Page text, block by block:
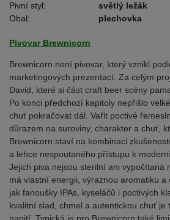
Pivní styl:
světlý ležák
Obal:
plechovka
Pivovar Brewnicorn
Brewnicorn není pivovar, který vznikl
marketingových prezentací. Za celým
David, které si část craft beer scény
Po konci předchozí kapitoly nepřišlo
chuť pokračovat dál. Vařit poctivé
důrazem na suroviny, charakter a chuť,
Brewnicorn staví na kombinaci
a lehce nespoutaného přístupu k
Jejich piva nejsou sterilní ani vypočítaná
má vlastní energii, výraznou aromatiku
jak fanoušky IPAs, kyseláčů i poctivých
kvalitní slad, chmel a autentickou chuť je